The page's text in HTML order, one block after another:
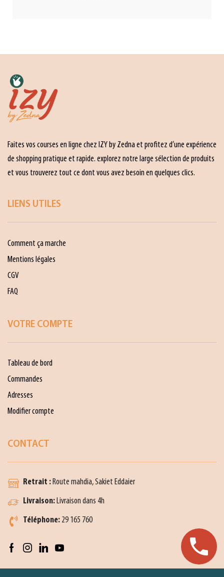
Faites vos courses en ligne chez IZY by Zedna et profitez d’une expérience
de shopping pratique et rapide. explorez notre large sélection de produits
et vous trouverez tout ce dont vous avez besoin en quelques clics.
LIENS UTILES
Comment ça marche
Mentions légales
CGV
FAQ
VOTRE COMPTE
Tableau de bord
Commandes
Adresses
Modifier compte
CONTACT
Retrait :Route mahdia, Sakiet Eddaier
Livraison:Livraison dans 4h
Téléphone: 29 165 760